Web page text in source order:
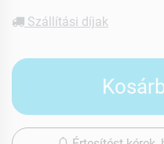
Szállítási díjak